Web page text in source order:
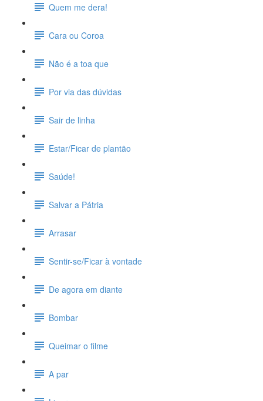
Quem me dera!
Cara ou Coroa
Não é a toa que
Por via das dúvidas
Sair de linha
Estar/Ficar de plantão
Saúde!
Salvar a Pátria
Arrasar
Sentir-se/Ficar à vontade
De agora em diante
Bombar
Queimar o filme
A par